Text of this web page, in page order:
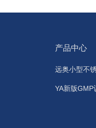
产品中心
远奥小型不